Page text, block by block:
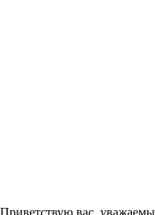
Приветствую вас,